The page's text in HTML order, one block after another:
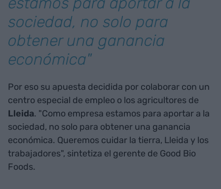
sociedad, no solo para
obtener una ganancia
económica"
Por eso su apuesta decidida por colaborar con un
centro especial de empleo o los agricultores de
Lleida. "Como empresa estamos para aportar a la
sociedad, no solo para obtener una ganancia
económica. Queremos cuidar la tierra, Lleida y los
trabajadores", sintetiza el gerente de Good Bio
Foods.